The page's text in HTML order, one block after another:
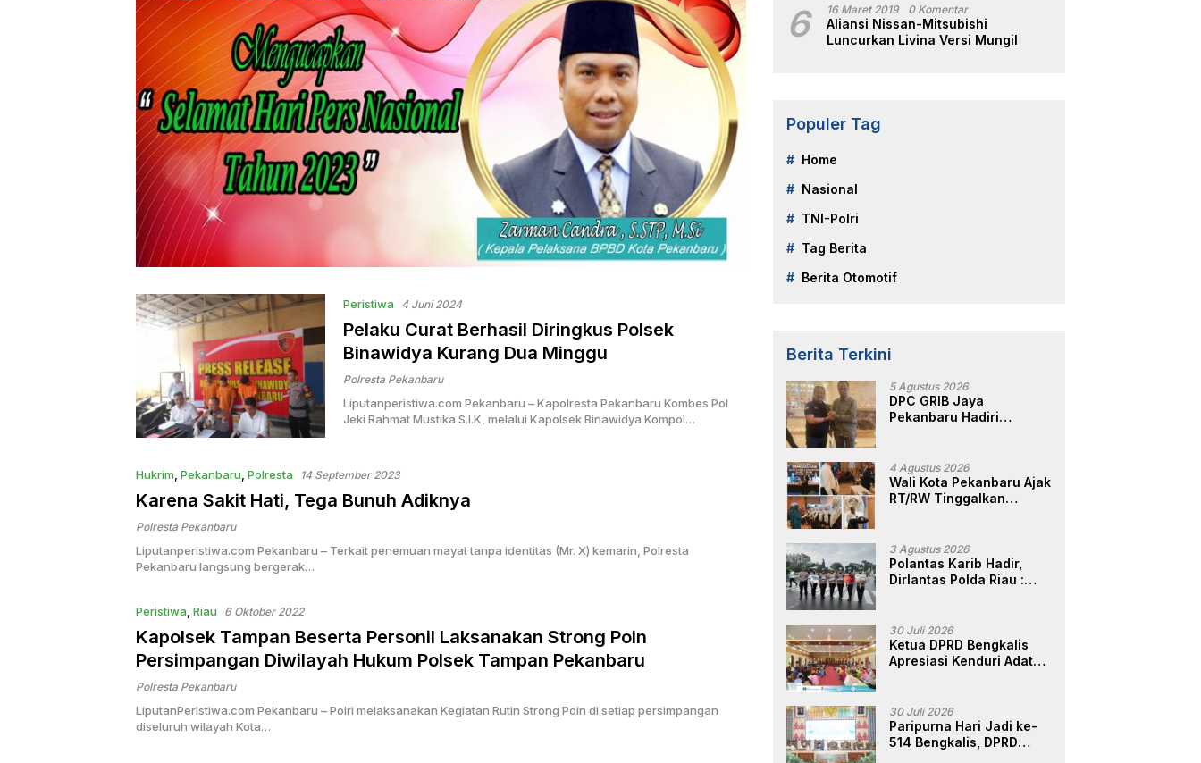
Peristiwa 4 Juni 2024
Pelaku Curat Berhasil Diringkus Polsek
Binawidya Kurang Dua Minggu
Polresta Pekanbaru
Liputanperistiwa.com Pekanbaru – Kapolresta Pekanbaru Kombes Pol
Jeki Rahmat Mustika S.I.K, melalui Kapolsek Binawidya Kompol…
Hukrim, Pekanbaru, Polresta 14 September 2023
Karena Sakit Hati, Tega Bunuh Adiknya
Polresta Pekanbaru
Liputanperistiwa.com Pekanbaru – Terkait penemuan mayat tanpa identitas (Mr. X) kemarin, Polresta
Pekanbaru langsung bergerak…
Peristiwa, Riau 6 Oktober 2022
Kapolsek Tampan Beserta Personil Laksanakan Strong Poin
Persimpangan Diwilayah Hukum Polsek Tampan Pekanbaru
Polresta Pekanbaru
LiputanPeristiwa.com Pekanbaru – Polri melaksanakan Kegiatan Rutin Strong Poin di setiap persimpangan
diseluruh wilayah Kota…
6 16 Maret 2019 0 Komentar
Aliansi Nissan-Mitsubishi
Luncurkan Livina Versi Mungil
Populer Tag
Home
Nasional
TNI-Polri
Tag Berita
Berita Otomotif
Berita Terkini
5 Agustus 2026
DPC GRIB Jaya
Pekanbaru Hadiri
Kata Ketua DPC GRIB
Jaya Pekanbaru
4 Agustus 2026
Wali Kota Pekanbaru Ajak
RT/RW Tinggalkan
3 Agustus 2026
Polantas Karib Hadir,
Dirlantas Polda Riau :
Pelayanan,
Perlindungan, dan
Edukasi Kepada
30 Juli 2026
Ketua DPRD Bengkalis
Apresiasi Kenduri Adat
Melayu
30 Juli 2026
Paripurna Hari Jadi ke-
514 Bengkalis, DPRD